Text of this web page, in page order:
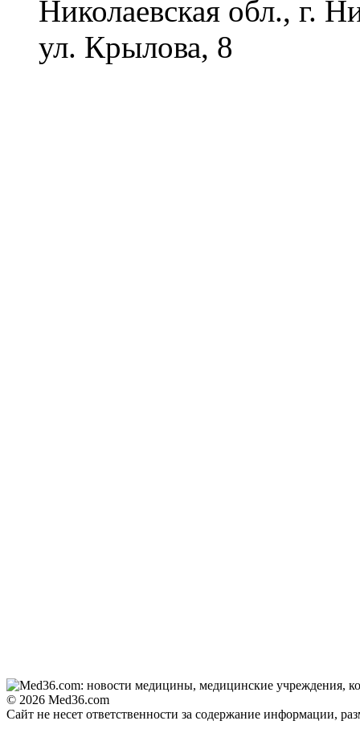
Николаевская обл., г.
ул. Крылова, 8
© 2026 Med36.com
Сайт не несет ответственности за содержание информации,